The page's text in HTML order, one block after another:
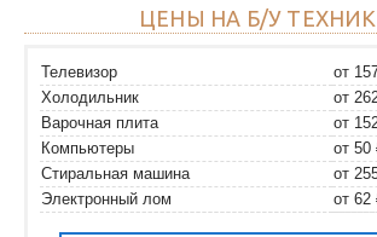
ЦЕНЫ НА Б/У
Телевизор
от
Холодильник
от
Варочная плита
от
Компьютеры
от 50
Стиральная машина
от
Электронный лом
от 62